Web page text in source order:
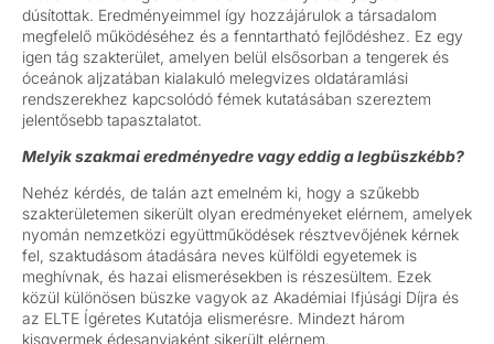
dúsítottak. Eredményeimmel így hozzájárulok a társadalom
megfelelő működéséhez és a fenntartható fejlődéshez. Ez egy
igen tág szakterület, amelyen belül elsősorban a tengerek és
óceánok aljzatában kialakuló melegvizes oldatáramlási
rendszerekhez kapcsolódó fémek kutatásában szereztem
jelentősebb tapasztalatot.
Melyik szakmai eredményedre vagy eddig a legbüszkébb?
Nehéz kérdés, de talán azt emelném ki, hogy a szűkebb
szakterületemen sikerült olyan eredményeket elérnem, amelyek
nyomán nemzetközi együttműködések résztvevőjének kérnek
fel, szaktudásom átadására neves külföldi egyetemek is
meghívnak, és hazai elismerésekben is részesültem. Ezek
közül különösen büszke vagyok az Akadémiai Ifjúsági Díjra és
az ELTE Ígéretes Kutatója elismerésre. Mindezt három
kisgyermek édesanyjaként sikerült elérnem.